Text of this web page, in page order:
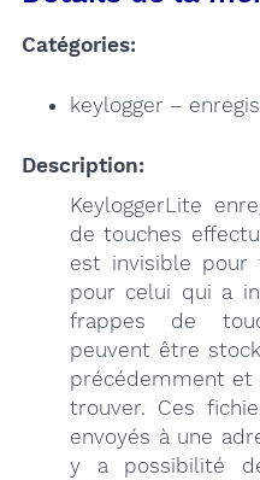
Catégories:
keylogger –
Description:
KeyloggerLite
de touches
est invisible pour
pour celui qui a
frappes de
peuvent être
précédemment et
trouver. Ces
envoyés à une
y a possibilité